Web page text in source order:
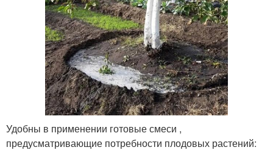
Удобны в применении готовые смеси ,
предусматривающие потребности плодовых растений: